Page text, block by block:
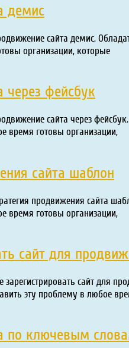
демис
сайта демис.
организации, которые
через фейсбук
сайта через
время готовы организации,
сайта шаблон
продвижения сайта
время готовы организации,
сайт для
сайт для
эту проблему в любое
по ключевым